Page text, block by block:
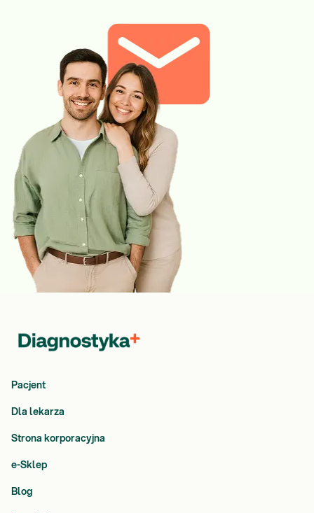
Pacjent
Dla lekarza
Strona korporacyjna
e-Sklep
Blog